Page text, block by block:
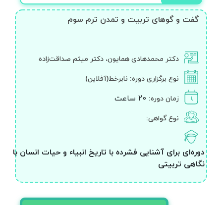
گفت و گوهای تربیت و تمدن ترم سوم
دکتر محمدهادی همایون، دکتر میثم صداقت‌زاده
نوع برگزاری دوره: نابرخط(آفلاین)
زمان دوره: 20 ساعت
دوره‌ای برای آشنایی فشرده با تاریخ انبیاء و حیات انسان با
نگاهی تربیتی
نوع گواهی: